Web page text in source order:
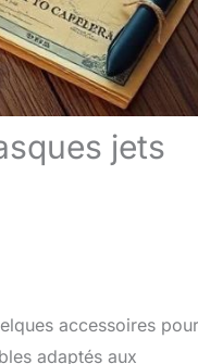
jets
accessoires pour
adaptés aux